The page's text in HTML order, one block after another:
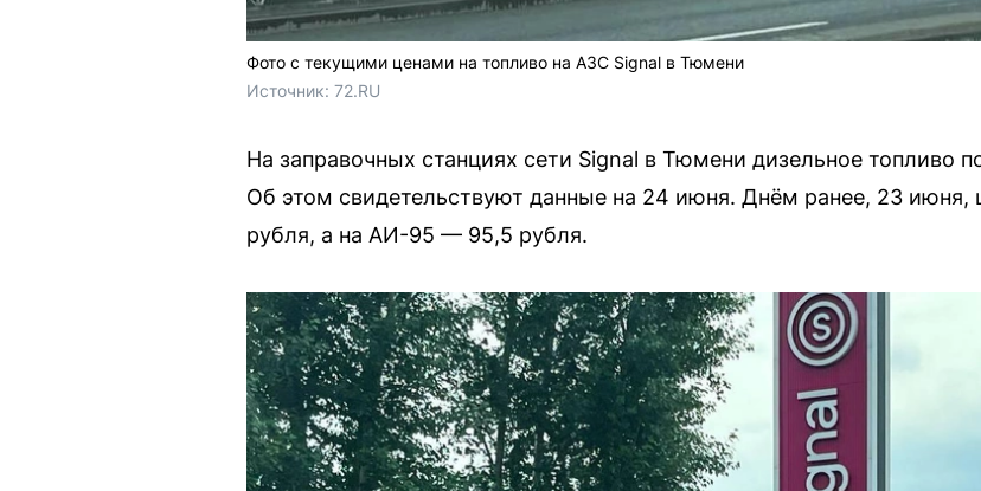
Фото с текущими ценами на топливо на АЗС Signal в Тюмени
Источник: 72.RU
На заправочных станциях сети Signal в Тюмени дизельное топливо
Об этом свидетельствуют данные на 24 июня. Днём ранее, 23 июня,
рубля, а на АИ-95 — 95,5 рубля.